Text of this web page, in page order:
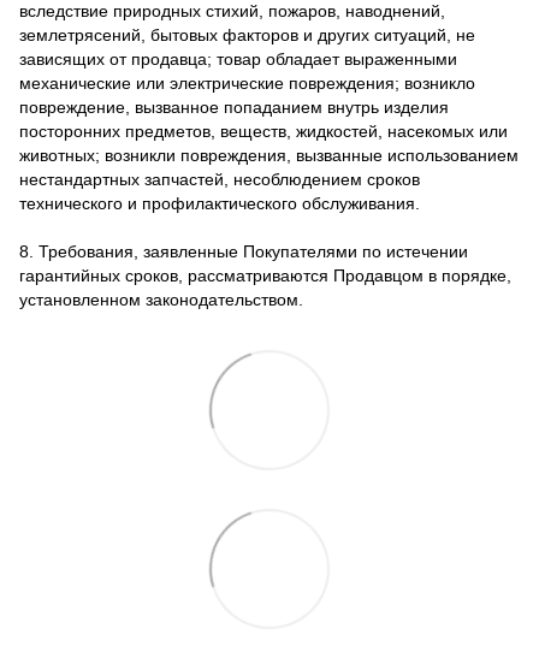
вследствие природных стихий, пожаров, наводнений,
землетрясений, бытовых факторов и других ситуаций, не
зависящих от продавца; товар обладает выраженными
механические или электрические повреждения; возникло
повреждение, вызванное попаданием внутрь изделия
посторонних предметов, веществ, жидкостей, насекомых или
животных; возникли повреждения, вызванные использованием
нестандартных запчастей, несоблюдением сроков
технического и профилактического обслуживания.
8. Требования, заявленные Покупателями по истечении
гарантийных сроков, рассматриваются Продавцом в порядке,
установленном законодательством.